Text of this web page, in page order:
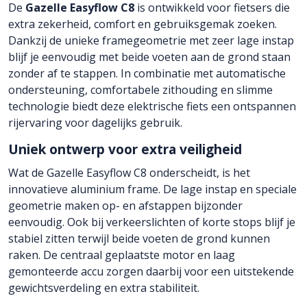
De Gazelle Easyflow C8 is ontwikkeld voor fietsers die
extra zekerheid, comfort en gebruiksgemak zoeken.
Dankzij de unieke framegeometrie met zeer lage instap
blijf je eenvoudig met beide voeten aan de grond staan
zonder af te stappen. In combinatie met automatische
ondersteuning, comfortabele zithouding en slimme
technologie biedt deze elektrische fiets een ontspannen
rijervaring voor dagelijks gebruik.
Uniek ontwerp voor extra veiligheid
Wat de Gazelle Easyflow C8 onderscheidt, is het
innovatieve aluminium frame. De lage instap en speciale
geometrie maken op- en afstappen bijzonder
eenvoudig. Ook bij verkeerslichten of korte stops blijf je
stabiel zitten terwijl beide voeten de grond kunnen
raken. De centraal geplaatste motor en laag
gemonteerde accu zorgen daarbij voor een uitstekende
gewichtsverdeling en extra stabiliteit.